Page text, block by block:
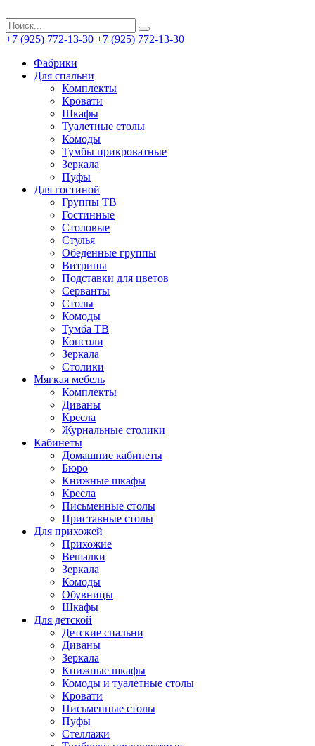
+7 (925) 772-13-30 +7 (925) 772-13-30
Фабрики
Для спальни
Комплекты
Кровати
Шкафы
Туалетные столы
Комоды
Тумбы прикроватные
Зеркала
Пуфы
Для гостиной
Группы ТВ
Гостинные
Столовые
Стулья
Обеденные группы
Витрины
Подставки для цветов
Серванты
Столы
Комоды
Тумба ТВ
Консоли
Зеркала
Столики
Мягкая мебель
Комплекты
Диваны
Кресла
Журнальные столики
Кабинеты
Домашние кабинеты
Бюро
Книжные шкафы
Кресла
Письменные столы
Приставные столы
Для прихожей
Прихожие
Вешалки
Зеркала
Комоды
Обувницы
Шкафы
Для детской
Детские спальни
Диваны
Зеркала
Книжные шкафы
Комоды и туалетные столы
Кровати
Письменные столы
Пуфы
Стеллажи